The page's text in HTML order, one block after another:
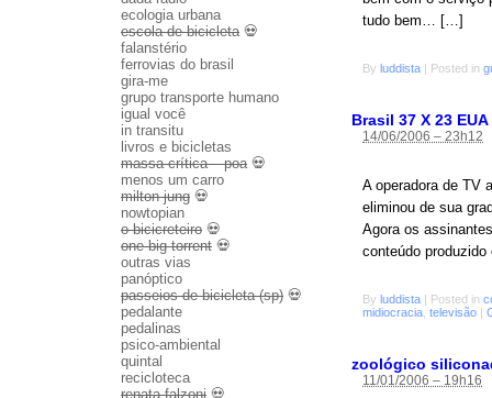
tudo bem… […]
By luddista | Posted in
Brasil 37 X 23 EUA
14/06/2006 – 23h12
A operadora de TV
eliminou de sua
Agora os
conteúdo
By luddista | Posted in
midiocracia televisão |
zoológico
11/01/2006 – 19h16
ecologia urbana
escola de bicicleta💀
falanstério
ferrovias do brasil
gira-me
grupo transporte humano
igual você
in transitu
livros e bicicletas
massa crítica – poa💀
menos um carro
milton jung 💀
nowtopian
o bicicreteiro 💀
one big torrent 💀
outras vias
panóptico
passeios de bicicleta (sp) 💀
pedalante
pedalinas
psico-ambiental
quintal
recicloteca
renata falzoni 💀